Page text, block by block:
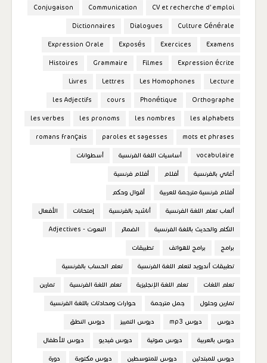
CV et recherche d'emploi
Communication
Conjugaison
Culture Générale
Dialogues
Dictionnaires
Examens
Exercices
Exposés
Expression Orale
Expression écrite
Filmes
Grammaire
Histoires
Lecture
Les Homophones
Lettres
Livres
Orthographe
Phonétique
cours
les Adjectifs
les alphabets
les nombres
les pronoms
les verbes
mots et phrases
paroles et sagesses
romans français
vocabulaire أساسيات اللغة الفرنسية أسطوانات
أغاني بالفرنسية أفلام أفلام فرنسية
أفلام فرنسية مترجمة للعربية أقوال وحكم
ألعاب تعلم اللغة الفرنسية أناشيد بالفرنسية إمتحانات الأفعال
التكلم والحديث باللغة الفرنسية الضمائر النعوت - Adjectives
برامج برامج للهواتف تطبيقات
تطبيقات أندرويد لتعلم اللغة الفرنسية تعلم الحساب بالفرنسية
تعلم اللغات تعلم اللغة الإنجليزية تعلم اللغة الفرنسية تمارين
تمارين وحلول جمل مترجمة حوارات ومحادثات باللغة الفرنسية
دروس دروس mp3 دروس التمييز دروس النطق
دروس بالعربية دروس صوتية دروس فيديو دروس للأطفال
دروس للمبتدئين دروس للمتوسطين دروس مكتوبة دورة